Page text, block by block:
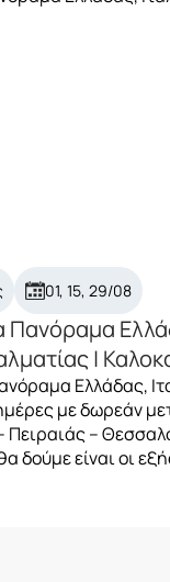
01, 15, 29/08
Πανόραμα
|
Ελλάδας,
με δωρεάν
Πειραιάς –
δούμε είναι οι